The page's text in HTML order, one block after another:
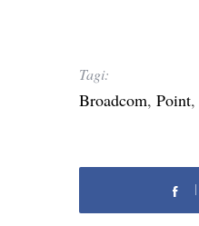
Tagi:
Broadcom, Point,